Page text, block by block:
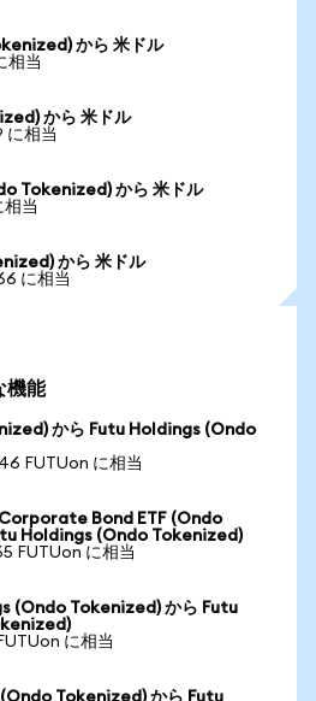
から 米ドル
相当
から 米ドル
に相当
Tokenized) から 米ドル
相当
から 米ドル
に相当
機能
から Futu Holdings (Ondo
FUTUon に相当
Bond ETF (Ondo
Holdings (Ondo Tokenized)
FUTUon に相当
(Ondo Tokenized) から Futu
に相当
Tokenized) から Futu